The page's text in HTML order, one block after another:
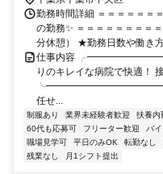
勤務時間詳細 ＝＝＝＝＝＝
の勤務✨ ＝＝＝＝＝＝＝＝
分休憩） ★勤務日数や働き
仕事内容
りのキレイな病院で快適！
任せ...
制服あり 業界未経験者歓迎 扶養内
60代も応募可
フリーター歓迎 バ
職場見学可
平日のみOK 転勤なし
残業なし
月1シフト提出